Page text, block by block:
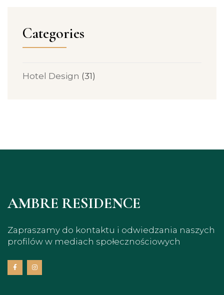
Categories
Hotel Design (31)
AMBRE RESIDENCE
Zapraszamy do kontaktu i odwiedzania naszych
profilów w mediach społecznościowych